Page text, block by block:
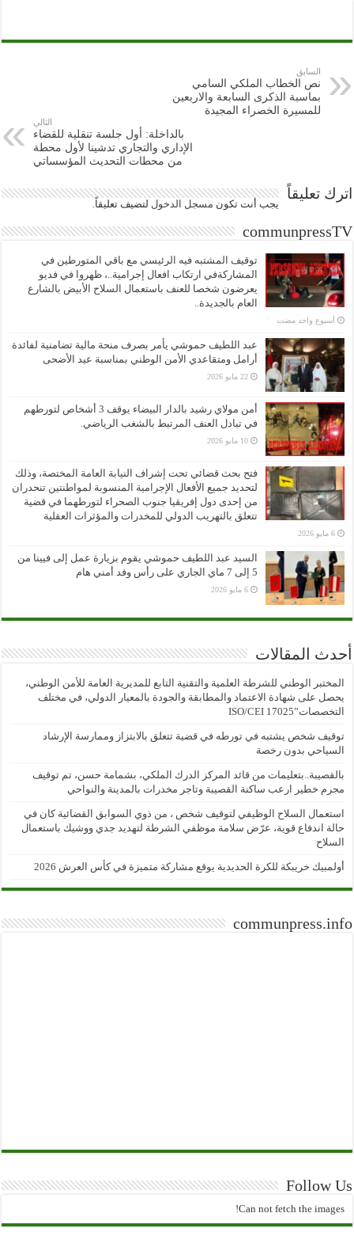
السابق
نص الخطاب الملكي السامي
بماسبة الذكرى السابعة والاربعين
للمسيرة الخصراء المجيدة
التالي
بالداخلة: أول جلسة تنقلية للقضاء
الإداري والتجاري تدشينا لأول محطة
من محطات التحديث المؤسساتي
اترك تعليقاً
يجب أنت تكون مسجل الدخول لتضيف تعليقاً.
communpressTV
توقيف المشتبه فيه الرئيسي مع باقي المتورطين في
المشاركةفي ارتكاب افعال إجرامية..، ظهروا في فديو
يعرضون شخصا للعنف باستعمال السلاح الأبيض بالشارع
العام بالجديدة..
‏أسبوع واحد مضت
عبد اللطيف حموشي يأمر بصرف منحة مالية تضامنية لفائدة
أرامل ومتقاعدي الأمن الوطني بمناسبة عيد الأضحى
22 مايو 2026
أمن مولاي رشيد بالدار البيضاء يوقف 3 أشخاص لتورطهم
في تبادل العنف المرتبط بالشغب الرياضي.
10 مايو 2026
فتح بحث قضائي تحت إشراف النيابة العامة المختصة، وذلك
لتحديد جميع الأفعال الإجرامية المنسوبة لمواطنتين تنحدران
من إحدى دول إفريقيا جنوب الصحراء لتورطهما في قضية
تتعلق بالتهريب الدولي للمخدرات والمؤثرات العقلية
6 مايو 2026
السيد عبد اللطيف حموشي يقوم بزيارة عمل إلى فيينا من
5 إلى 7 ماي الجاري على رأس وفد أمني هام
6 مايو 2026
أحدث المقالات
المختبر الوطني للشرطة العلمية والتقنية التابع للمديرية العامة للأمن الوطني،
يحصل على شهادة الاعتماد والمطابقة والجودة بالمعيار الدولي، في مختلف
التخصصات”ISO/CEI 17025
توقيف شخص يشتبه في تورطه في قضية تتعلق بالابتزاز وممارسة الإرشاد
السياحي بدون رخصة
بالقصيبة..بتعليمات من قائد المركز الدرك الملكي، بشمامة حسن، تم توقيف
مجرم خطير ارعب ساكنة القصيبة وتاجر مخدرات بالمدينة والنواحي
استعمال السلاح الوظيفي لتوقيف شخص ، من ذوي السوابق القضائية كان في
حالة اندفاع قوية، عرّض سلامة موظفي الشرطة لتهديد جدي ووشيك باستعمال
السلاح
أولمبيك خريبكة للكرة الحديدية يوقع مشاركة متميزة في كأس العرش 2026
communpress.info
Follow Us
Can not fetch the images!